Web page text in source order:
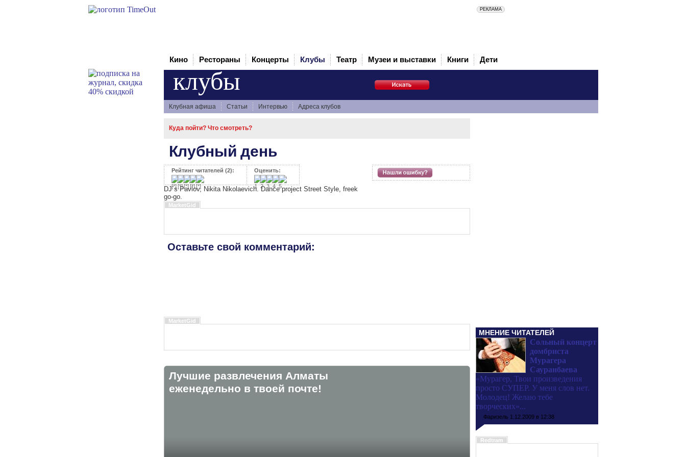
Кино Рестораны Концерты Клубы Театр Музеи и выставки Книги Дети
клубы
Клубная афиша Статьи Интервью Адреса клубов
Куда пойти? Что смотреть?
Клубный день
Рейтинг читателей (2): Оценить:
DJ`s Pavlov, Nikita Nikolaevich. Dance project Street Style, freek
go-go.
MarketGid
Оставьте свой комментарий:
MarketGid
Лучшие развлечения Алматы
eженедельно в твоей почте!
МНЕНИЕ ЧИТАТЕЛЕЙ
Сольный концерт
домбриста
Мурагера
Сауранбаева
«Мурагер, Твои произведения
просто СУПЕР. У меня слов нет.
Молодец! Желаю тебе
творческих»...
Фаризель 1.12.2009 в 12:38
Redtram